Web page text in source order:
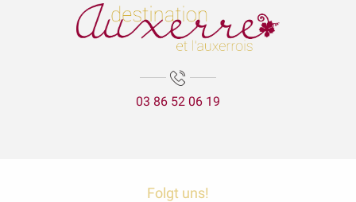
03 86 52 06 19
Folgt uns!